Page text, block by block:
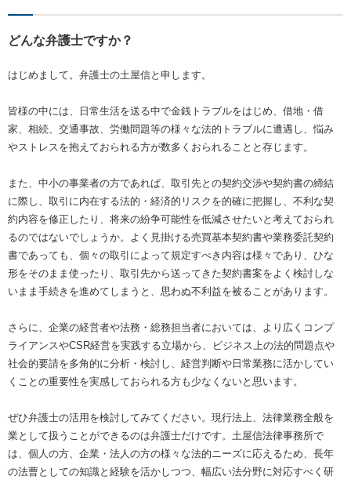
どんな弁護士ですか？
はじめまして。弁護士の土屋信と申します。
皆様の中には、日常生活を送る中で金銭トラブルをはじめ、借地・借
家、相続、交通事故、労働問題等の様々な法的トラブルに遭遇し、悩み
やストレスを抱えておられる方が数多くおられることと存じます。
また、中小の事業者の方であれば、取引先との契約交渉や契約書の締結
に際し、取引に内在する法的・経済的リスクを的確に把握し、不利な契
約内容を修正したり、将来の紛争可能性を低減させたいと考えておられ
るのではないでしょうか。よく見掛ける売買基本契約書や業務委託契約
書であっても、個々の取引によって規定すべき内容は様々であり、ひな
形をそのまま使ったり、取引先から送ってきた契約書案をよく検討しな
いまま手続きを進めてしまうと、思わぬ不利益を被ることがあります。
さらに、企業の経営者や法務・総務担当者においては、より広くコンプ
ライアンスやCSR経営を実践する立場から、ビジネス上の法的問題点や
社会的要請を多角的に分析・検討し、経営判断や日常業務に活かしてい
くことの重要性を実感しておられる方も少なくないと思います。
ぜひ弁護士の活用を検討してみてください。現行法上、法律業務全般を
業として扱うことができるのは弁護士だけです。土屋信法律事務所で
は、個人の方、企業・法人の方の様々な法的ニーズに応えるため、長年
の法曹としての知識と経験を活かしつつ、幅広い法分野に対応すべく研